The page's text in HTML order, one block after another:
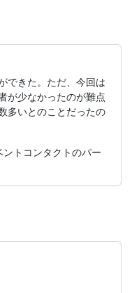
できた。ただ、今回は
が少なかったのが難点
多いとのことだったの
トコンタクトのパー